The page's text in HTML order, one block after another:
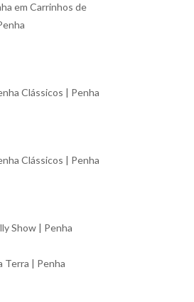
em Carrinhos de
Clássicos | Penha
Clássicos | Penha
Show | Penha
Terra | Penha